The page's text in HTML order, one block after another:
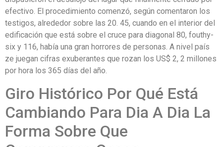
efectivo. El procedimiento comenzó, según comentaron los
testigos, alrededor sobre las 20. 45, cuando en el interior del
edificación que está sobre el cruce para diagonal 80, fouthy-
six y 116, había una gran horrores de personas. A nivel país
ze juegan cifras exuberantes que rozan los US$ 2, 2 millones
por hora los 365 días del año.
Giro Histórico Por Qué Está
Cambiando Para Dia A Dia La
Forma Sobre Que